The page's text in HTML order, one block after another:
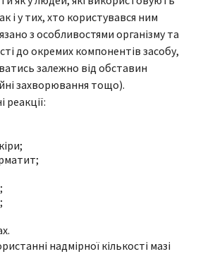
і у тих, хто користувався ним
з особливостями організму та
до окремих компонентів засобу,
залежно від обставин
захворювання тощо).
реакції:
надмірної кількості мазі